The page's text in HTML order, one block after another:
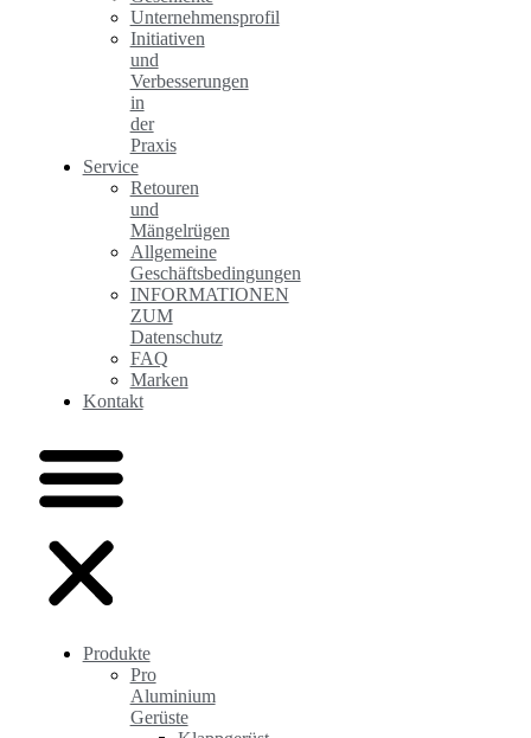
Unternehmensprofil
Initiativen
und
Verbesserungen
in
der
Praxis
Service
Retouren
und
Mängelrügen
Allgemeine
Geschäftsbedingungen
INFORMATIONEN
ZUM
Datenschutz
FAQ
Marken
Kontakt
Produkte
Pro
Aluminium
Gerüste